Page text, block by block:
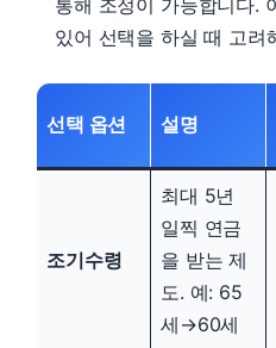
통해 조정이 가능합니다.
있어 선택을 하실 때 고려
선택 옵션 설명
조기수령
최대 5년
일찍 연금
을 받는 제
도. 예: 65
세→60세